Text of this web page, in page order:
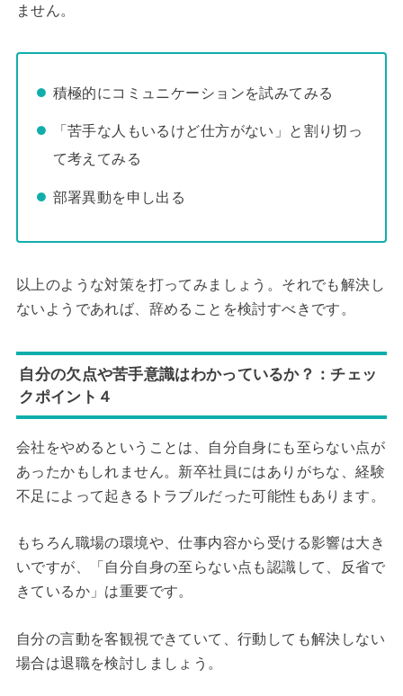
ません。
積極的にコミュニケーションを試みてみる
「苦手な人もいるけど仕方がない」と割り切っ
て考えてみる
部署異動を申し出る
以上のような対策を打ってみましょう。それでも解決し
ないようであれば、辞めることを検討すべきです。
自分の欠点や苦手意識はわかっているか？：チェッ
クポイント４
会社をやめるということは、自分自身にも至らない点が
あったかもしれません。新卒社員にはありがちな、経験
不足によって起きるトラブルだった可能性もあります。
もちろん職場の環境や、仕事内容から受ける影響は大き
いですが、「自分自身の至らない点も認識して、反省で
きているか」は重要です。
自分の言動を客観視できていて、行動しても解決しない
場合は退職を検討しましょう。